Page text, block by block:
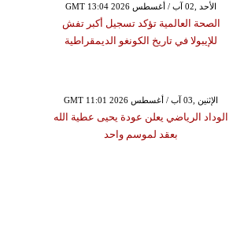
GMT 13:04 2026 الأحد ,02 آب / أغسطس
الصحة العالمية تؤكد تسجيل أكبر تفش
للإيبولا في تاريخ الكونغو الديمقراطية
GMT 11:01 2026 الإثنين ,03 آب / أغسطس
الوداد الرياضي يعلن عودة يحيى عطية الله
بعقد لموسم واحد